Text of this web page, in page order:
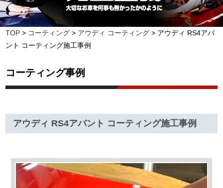
TOP > コーティング > アウディ コーティング > アウディ RS4アバ
ント コーティング施工事例
コーティング事例
アウディ RS4アバント コーティング施工事例